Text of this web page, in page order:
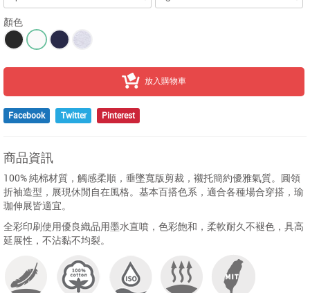
顏色
放入購物車
Facebook Twitter Pinterest
商品資訊
100% 純棉材質，觸感柔順，垂墜寬版剪裁，襯托簡約優雅氣質。圓領
折袖造型，展現休閒自在風格。基本百搭色系，適合各種場合穿搭，瑜
珈伸展皆適宜。
全彩印刷使用優良織品用墨水直噴，色彩飽和，柔軟耐久不褪色，具高
延展性，不沾黏不均裂。